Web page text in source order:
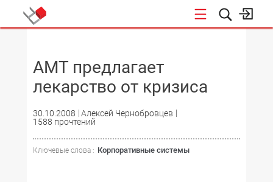
AMT предлагает
лекарство от кризиса
30.10.2008
Алексей Чернобровцев
1588 прочтений
Ключевые слова : Корпоративные системы